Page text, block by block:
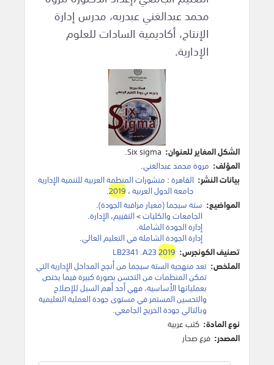
محمد عبدالغني عبدربه، مدرس إدارة
الإنتاج، أكاديمية السادات للعلوم
الإدارية.
الشكل المغاير للعنوان: Six sigma.
المؤلف: مروة محمد عبدالغني.
بيانات النشر: القاهرة: منشورات المنظمة العربية للتنمية الإدارية
جامعة الدول العربية،2019
.
المواضيع: ستة سيجما (معيار مراقبة الجودة).
الجامعات والكليات>التقييم،الإدارة.
إدارة الجودة الشاملة.
إدارة الجودة الشاملة في التعليم العالي.
تصنيف الكونجرس:
LB2341 .A232019
الملخص: تعد منهجية الستة سيجما من أنجح المداخل الإدارية التي
تمكن المنظمات من التحسن بصورة كبيرة فيما يختص
بعملياتها الأساسية، فهي أحد أهم السبل للإصلاح
والتحسين المستمر في مستوى جودة العملية التعليمية
وبالتالي جودة الخريج الجامعي.
نوع المادة: كتب عربية
المصدر: فرع صحار